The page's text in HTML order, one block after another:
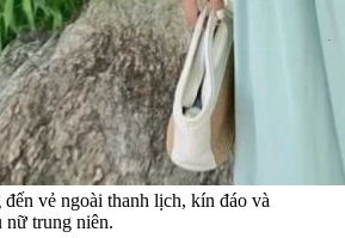
vẻ ngoài thanh lịch, kín đáo và
nữ trung niên.